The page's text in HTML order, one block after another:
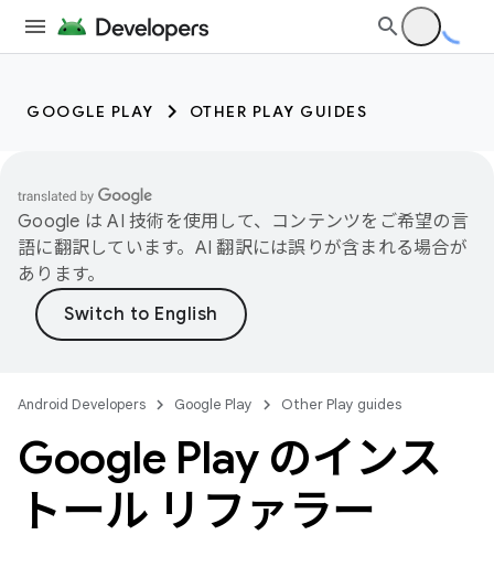
GOOGLE PLAY OTHER PLAY GUIDES
Google は AI 技術を使用して、コンテンツをご希望の言
語に翻訳しています。AI 翻訳には誤りが含まれる場合が
あります。
Android Developers Google Play Other Play guides
Google Play のインス
トール リファラー